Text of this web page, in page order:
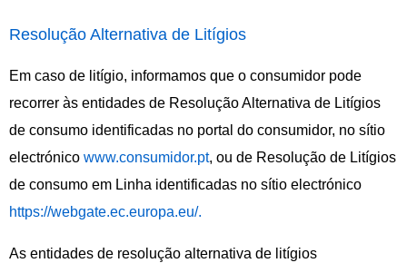
Resolução Alternativa de Litígios
Em caso de litígio, informamos que o consumidor pode
recorrer às entidades de Resolução Alternativa de Litígios
de consumo identificadas no portal do consumidor, no sítio
electrónico www.consumidor.pt, ou de Resolução de Litígios
de consumo em Linha identificadas no sítio electrónico
https://webgate.ec.europa.eu/.
As entidades de resolução alternativa de litígios